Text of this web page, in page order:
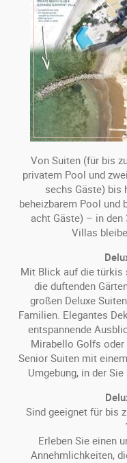
Von Suiten (für bis
privatem Pool und
sechs Gäste) bis
beheizbarem Pool und
acht Gäste) – in den
Villas
Mit Blick auf die türkis
die duftenden
großen Deluxe
Familien. Elegantes
entspannende
Mirabello Golfs oder
Senior Suiten mit
Umgebung, in der
Sind geeignet für bis
Erleben Sie einen
Annehmlichkeiten,